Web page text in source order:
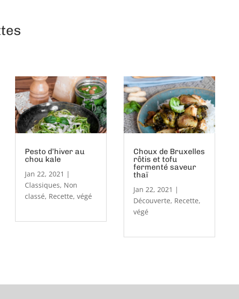
Pesto d’hiver au
chou kale
Jan 22, 2021 |
Classiques, Non
classé, Recette,végé
Choux de Bruxelles
rôtis et tofu
fermenté saveur
thaï
Jan 22, 2021 |
Découverte, Recette,
végé